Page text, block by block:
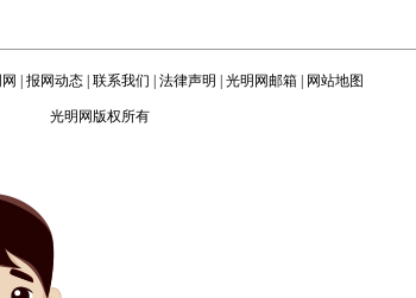
报网动态 联系我们 法律声明 光明网邮箱 网站地图
光明网版权所有